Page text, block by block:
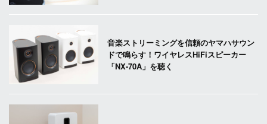
音楽ストリーミングを信頼のヤマハサウン
ドで鳴らす！ワイヤレスHiFiスピーカー
「NX-70A」を聴く